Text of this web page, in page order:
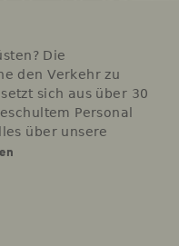
Die
den Verkehr zu
sich aus über 30
Personal
über unsere